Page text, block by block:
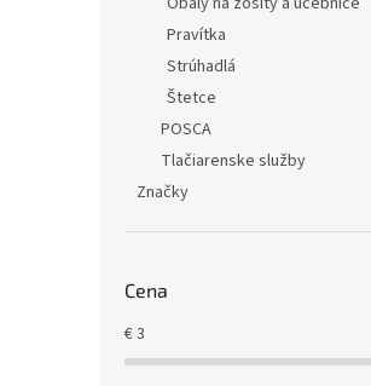
Pravítka
Strúhadlá
Štetce
POSCA
Tlačiarenske služby
Značky
Cena
€3